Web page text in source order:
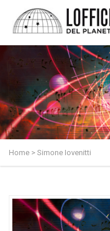
Home > Simone Iovenitti